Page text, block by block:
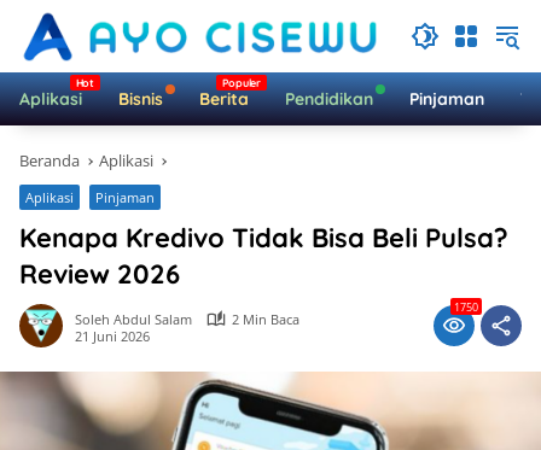
Langsung
konten
Aplikasi Bisnis Berita Pendidikan Pinjaman
Beranda Aplikasi
Aplikasi Pinjaman
Kenapa Kredivo Tidak Bisa Beli Pulsa?
Review 2026
Soleh Abdul Salam
2 Min Baca
21 Juni 2026
1750